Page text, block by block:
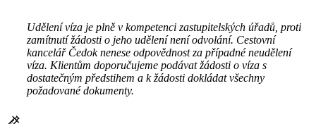
Udělení víza je plně v kompetenci zastupitelských úřadů, proti
zamítnutí žádosti o jeho udělení není odvolání. Cestovní
kancelář Čedok nenese odpovědnost za případné neudělení
víza. Klientům doporučujeme podávat žádosti o víza s
dostatečným předstihem a k žádosti dokládat všechny
požadované dokumenty.